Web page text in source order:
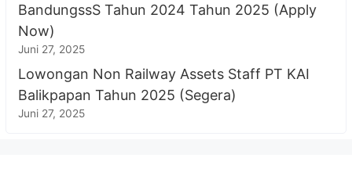
BandungssS Tahun 2024 Tahun 2025 (Apply
Now)
Juni 27, 2025
Lowongan Non Railway Assets Staff PT KAI
Balikpapan Tahun 2025 (Segera)
Juni 27, 2025